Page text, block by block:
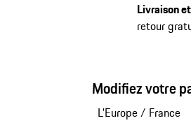
Livraison et
retour
Modifiez votre
L'Europe/ France